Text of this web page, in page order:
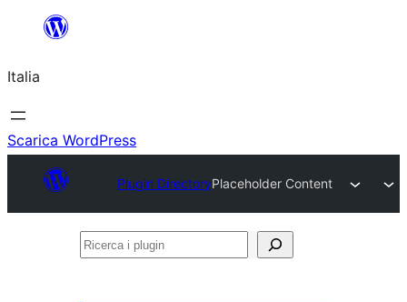
contenuto
Italia
Scarica WordPress
Plugin DirectoryPlaceholder Content
Ricerca